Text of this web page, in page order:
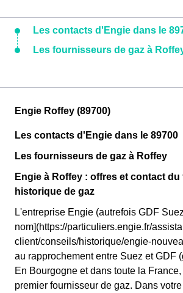
Les contacts d'Engie dans le
Les fournisseurs de gaz à
Engie Roffey (89700)
Les contacts d'Engie dans le 89700
Les fournisseurs de gaz à Roffey
Engie à Roffey : offres et contact
historique de gaz
L'entreprise Engie (autrefois GDF
nom](https://particuliers.engie.fr/
client/conseils/historique/engie-
au rapprochement entre Suez et GDF
En Bourgogne et dans toute la
premier fournisseur de gaz. Dans